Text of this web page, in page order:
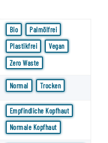
Bio
Palmölfrei
Plastikfrei
Vegan
Zero Waste
Normal Trocken
Empfindliche Kopfhaut
Normale Kopfhaut